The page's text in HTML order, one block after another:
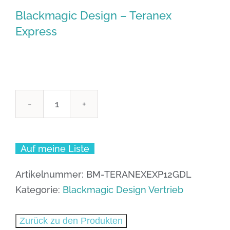
Blackmagic Design – Teranex
Express
Blackmagic
-
Teranex
Express
Menge
Auf meine Liste
Artikelnummer: BM-TERANEXEXP12GDL
Kategorie: Blackmagic Design Vertrieb
Zurück zu den Produkten